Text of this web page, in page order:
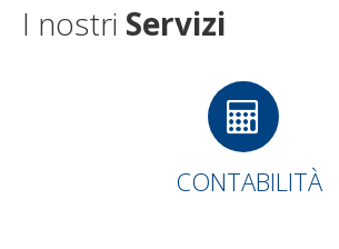
I nostri Servizi
CONTABILITÀ